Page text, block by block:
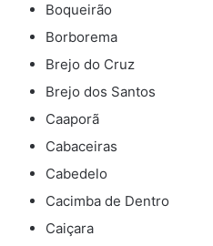
Boqueirão
Borborema
Brejo do Cruz
Brejo dos Santos
Caaporã
Cabaceiras
Cabedelo
Cacimba de Dentro
Caiçara